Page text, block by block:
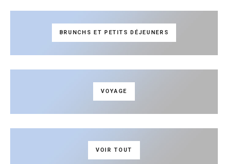
BRUNCHS ET PETITS DÉJEUNERS
VOYAGE
VOIR TOUT